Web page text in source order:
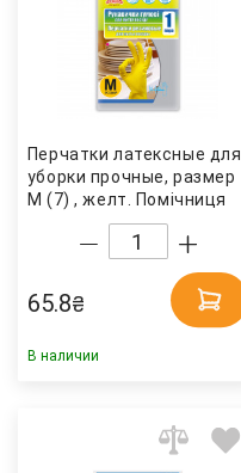
Перчатки латексные для
уборки прочные, размер
M (7) , желт. Помічниця
65.8₴
В наличии